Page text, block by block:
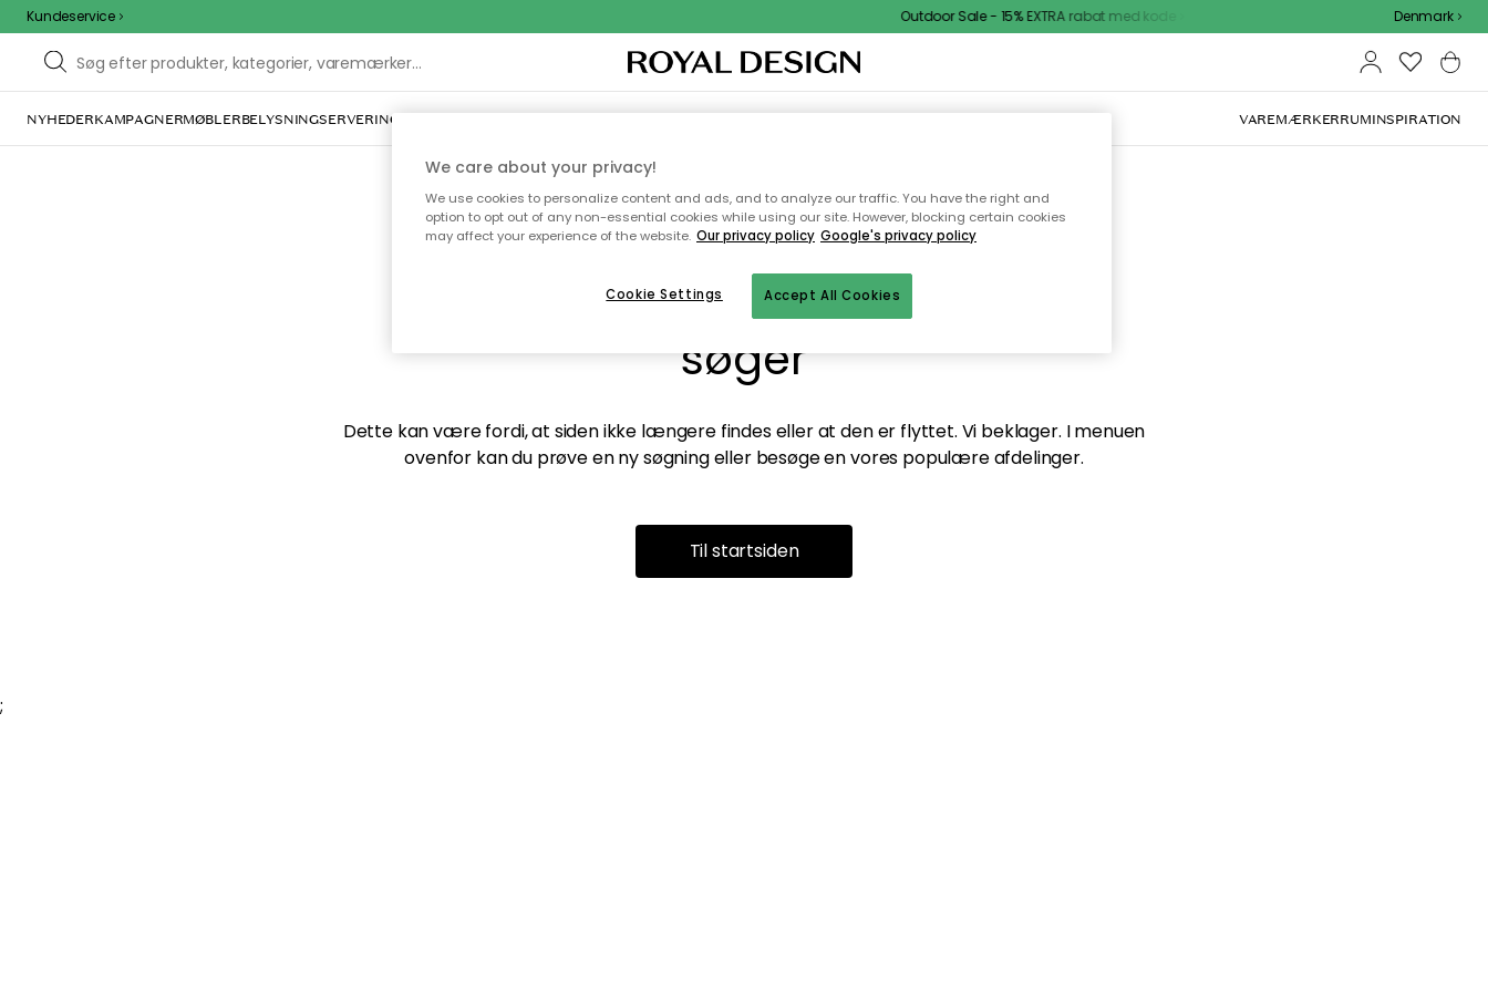
Kundeservice Outdoor Sale - 15% EXTRA rabat med kode Denmark
NYHEDERKAMPAGNERMØBLERBELYSNINGSERVERING INDRETNINGTEKSTIL & TÆPPERKØKKENETOPBEVARINGHAVEMØBLER VAREMÆRKERRUMINSPIRATION
Vi fandt desværre ikke siden du
søger
Dette kan være fordi, at siden ikke længere findes eller at den er flyttet. Vi beklager. I menuen
ovenfor kan du prøve en ny søgning eller besøge en vores populære afdelinger.
Til startsiden
;
We care about your privacy!
We use cookies to personalize content and ads, and to analyze our traffic. You have the right and
option to opt out of any non-essential cookies while using our site. However, blocking certain cookies
may affect your experience of the website. Our privacy policy Google's privacy policy
Accept All Cookies
Cookie Settings